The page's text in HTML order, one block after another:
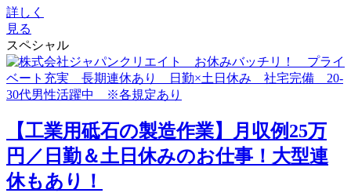
詳しく
見る
スペシャル
【工業用砥石の製造作業】月収例25万
円／日勤＆土日休みのお仕事！大型連
休もあり！